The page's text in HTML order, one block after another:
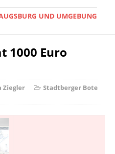
UND UMGEBUNG
1000 Euro
Ziegler Stadtberger Bote